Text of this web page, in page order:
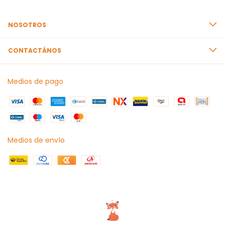
NOSOTROS
CONTACTÁNOS
Medios de pago
Medios de envío